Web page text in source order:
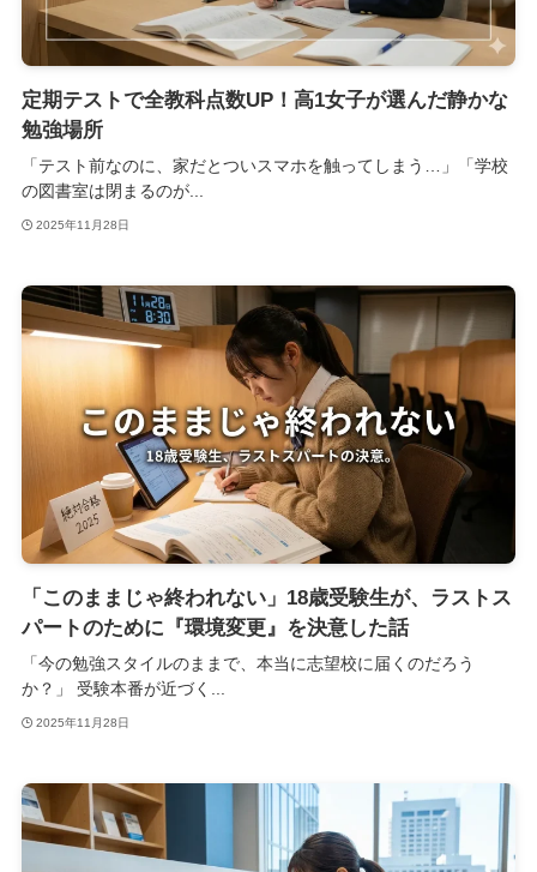
定期テストで全教科点数UP！高1女子が選んだ静かな
勉強場所
「テスト前なのに、家だとついスマホを触ってしまう…」「学校
の図書室は閉まるのが...
2025年11月28日
「このままじゃ終われない」18歳受験生が、ラストス
パートのために『環境変更』を決意した話
「今の勉強スタイルのままで、本当に志望校に届くのだろう
か？」 受験本番が近づく...
2025年11月28日